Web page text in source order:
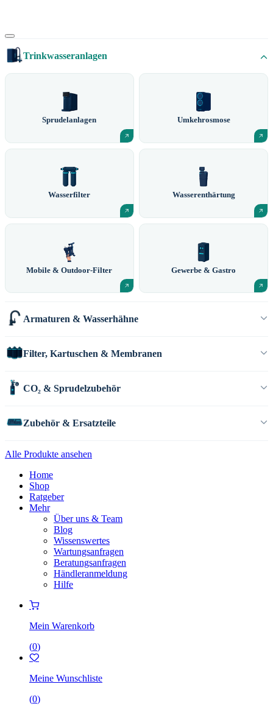
Trinkwasseranlagen
Sprudelanlagen Umkehrosmose
Wasserfilter Wasserenthärtung
Mobile & Outdoor-Filter Gewerbe & Gastro
Armaturen & Wasserhähne
Filter, Kartuschen & Membranen
CO₂ & Sprudelzubehör
Zubehör & Ersatzteile
Alle Produkte ansehen
Home
Shop
Ratgeber
Mehr
Über uns & Team
Blog
Wissenswertes
Wartungsanfragen
Beratungsanfragen
Händleranmeldung
Hilfe
Mein Warenkorb
(0)
Meine Wunschliste
(0)